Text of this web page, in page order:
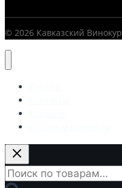
© 2026 Кавказский Винокур
Искать: